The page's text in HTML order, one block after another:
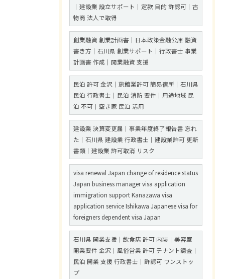
｜建設業 設立サポート｜定款 目的 許認可｜古
物商 法人で取得
創業融資 創業計画書｜日本政策金融公庫 融資
書き方｜石川県 創業サポート｜行政書士 事業
計画書 作成｜開業融資 支援
民泊 許可 金沢｜旅館業許可 簡易宿所｜石川県
民泊 行政書士｜民泊 消防 要件｜用途地域 民
泊 不可｜空き家 民泊 活用
建設業 決算変更届｜事業年度終了報告書 忘れ
た｜石川県 建設業 行政書士｜建設業許可 更新
書類｜建設業 許可取消 リスク
visa renewal Japan change of residence status
Japan business manager visa application
immigration support Kanazawa visa
application service Ishikawa Japanese visa for
foreigners dependent visa Japan
石川県 開業支援｜飲食店 許可 内装｜美容室
開業要件 金沢｜風俗営業 許可 テナント調査｜
民泊 開業 支援 行政書士｜許認可 ワンストッ
プ